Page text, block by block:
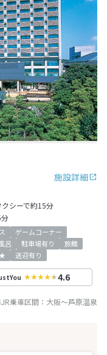
施設詳細
シーで約15分
ゲームコーナー
呂 駐車場有り
旅館
送迎有り
4.6
乗車区間： 大阪～芦原温泉